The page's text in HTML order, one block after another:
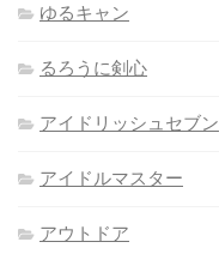
ゆるキャン
るろうに剣心
アイドリッシュセブン
アイドルマスター
アウトドア